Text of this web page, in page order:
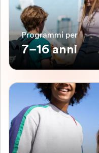
Programmi per
7–16 anni